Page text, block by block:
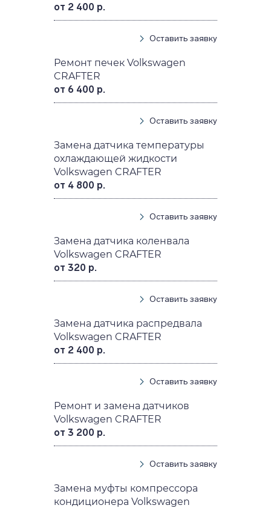
от 2 400 р.
Оставить заявку
Ремонт печек Volkswagen
CRAFTER
от 6 400 р.
Оставить заявку
Замена датчика температуры
охлаждающей жидкости
Volkswagen CRAFTER
от 4 800 р.
Оставить заявку
Замена датчика коленвала
Volkswagen CRAFTER
от 320 р.
Оставить заявку
Замена датчика распредвала
Volkswagen CRAFTER
от 2 400 р.
Оставить заявку
Ремонт и замена датчиков
Volkswagen CRAFTER
от 3 200 р.
Оставить заявку
Замена муфты компрессора
кондиционера Volkswagen